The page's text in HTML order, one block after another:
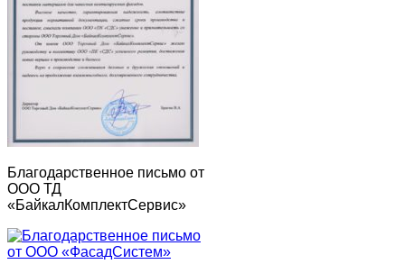
Благодарственное письмо от
ООО ТД
«БайкалКомплектСервис»